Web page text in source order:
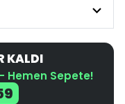
KALDI
Hemen Sepete!